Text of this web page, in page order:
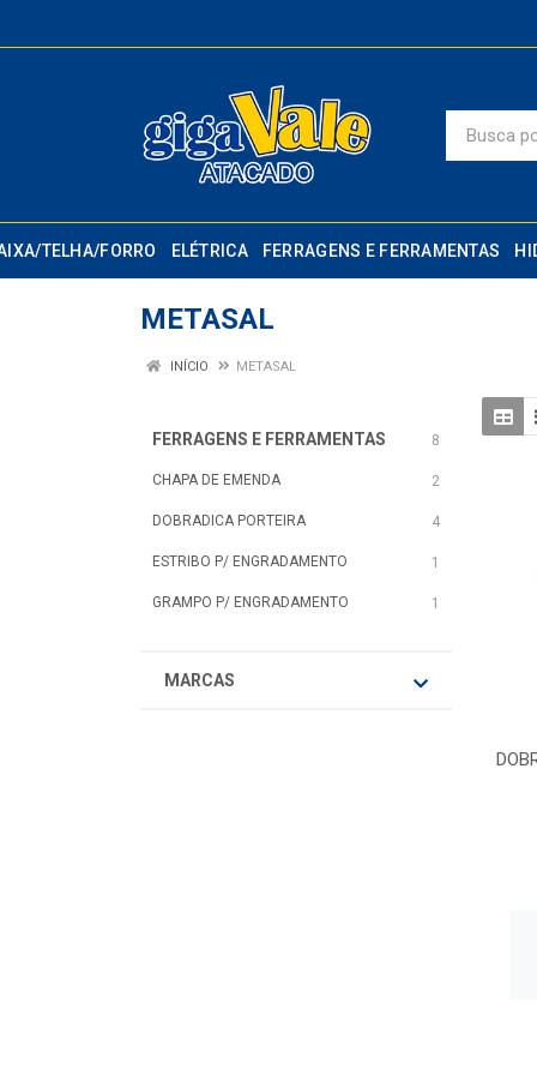
TELHA/FORRO ELÉTRICA FERRAGENS E FERRAMENTAS
METASAL
INÍCIO METASAL
FERRAGENS E FERRAMENTAS 8
CHAPA DE EMENDA 2
DOBRADICA PORTEIRA 4
ESTRIBO P/ ENGRADAMENTO 1
GRAMPO P/ ENGRADAMENTO 1
MARCAS